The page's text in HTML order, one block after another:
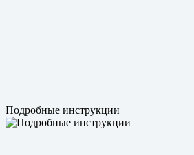
Подробные инструкции